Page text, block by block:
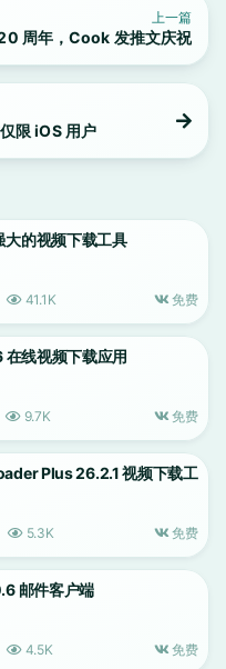
上一篇
周年，Cook 发推文庆祝
限 iOS 用户
的视频下载工具
41.1K 免费
线视频下载应用
9.7K 免费
Plus 26.2.1 视频下载工
5.3K 免费
邮件客户端
4.5K 免费